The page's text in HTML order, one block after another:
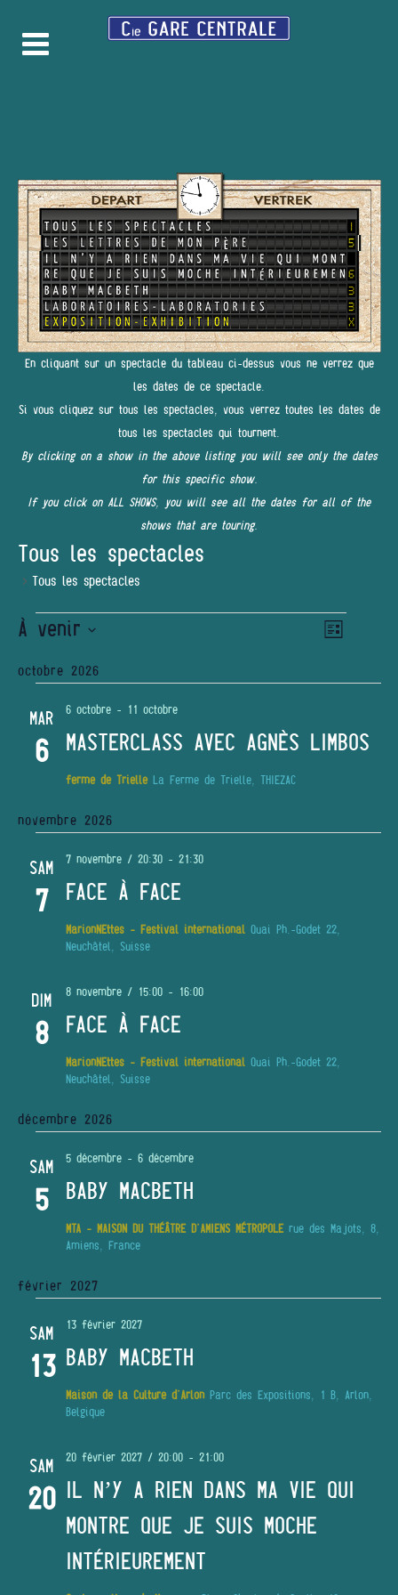
En cliquant sur un spectacle du tableau ci-dessus vous ne verrez que
les dates de ce spectacle.
Si vous cliquez sur tous les spectacles, vous verrez toutes les dates de
tous les spectacles qui tournent.
By clicking on a show in the above listing you will see only the dates
for this specific show.
If you click on ALL SHOWS, you will see all the dates for all of the
shows that are touring.
Tous les spectacles
Tous les spectacles
ÉVÈNEMENTS Liste
À venir
une
octobre 2026
MAR
6 MASTERCLASS AVEC AGNÈS LIMBOS
6 octobre- 11 octobre
ferme de Trielle La Ferme de Trielle, THIEZAC
novembre 2026
SAM
7 FACE À FACE
7 novembre / 20:30- 21:30
MarionNEttes - Festival international Quai Ph.-Godet 22,
Neuchâtel, Suisse
DIM
8 FACE À FACE
8 novembre / 15:00- 16:00
MarionNEttes - Festival international Quai Ph.-Godet 22,
Neuchâtel, Suisse
décembre 2026
SAM
5 BABY MACBETH
5 décembre- 6 décembre
MTA - MAISON DU THÉÂTRE D'AMIENS MÉTROPOLE rue des Majots, 8,
Amiens, France
février 2027
SAM
13 BABY MACBETH
13 février 2027
Maison de la Culture d'Arlon Parc des Expositions, 1 B, Arlon,
Belgique
SAM
20 IL N’Y A RIEN DANS MA VIE QUI
MONTRE QUE JE SUIS MOCHE
INTÉRIEUREMENT
20 février 2027 / 20:00- 21:00